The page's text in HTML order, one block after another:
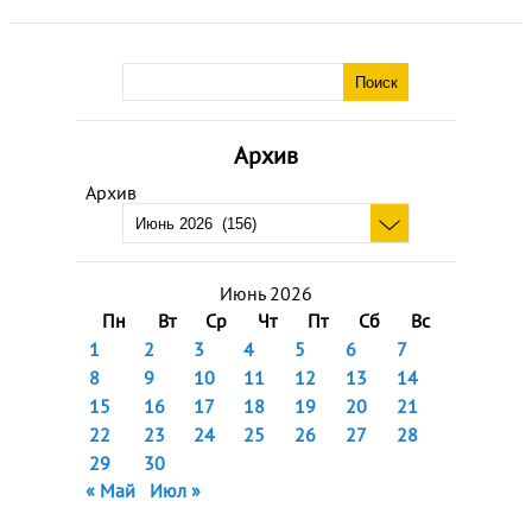
Архив
Архив
Июнь 2026
Пн
Вт Ср Чт Пт Сб
Вс
1
2 3 4 5 6
7
8
9 10 11 12 13
14
15
16 17 18 19 20
21
22
23 24 25 26 27
28
29
30
« Май
Июл »